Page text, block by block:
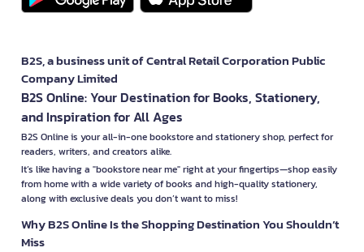
👈 Click here to get exclusive benefits first
offers atFlash Sale for great discounts every day👈 Click here
*Conditions apply as per company policy
#ParkerLuxuryPens #PopularParkerSonnet
#WhereToBuyParkerPens #LuxuryParkerWritingInstruments
#ParkerPenReviews #PremiumParkerPens
#ProfessionalParkerJournaling #ParkerPromotionsAtB2S
B2S, a business unit of Central Retail Corporation Public
Company Limited
B2S Online: Your Destination for Books, Stationery,
and Inspiration for All Ages
B2S Online is your all-in-one bookstore and stationery shop, perfect for
readers, writers, and creators alike.
It’s like having a "bookstore near me" right at your fingertips—shop easily
from home with a wide variety of books and high-quality stationery,
along with exclusive deals you don’t want to miss!
Why B2S Online Is the Shopping Destination You Shouldn’t
Miss